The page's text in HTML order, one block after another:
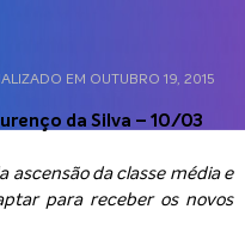
EM OUTUBRO 19, 2015
da Silva – 10/03
ascensão da classe média e
para receber os novos